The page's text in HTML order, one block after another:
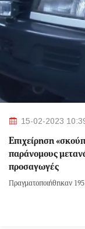
15-02-2023
Επιχείρηση
παράνομους
προσαγωγές
Πραγματοποιήθηκαν 195